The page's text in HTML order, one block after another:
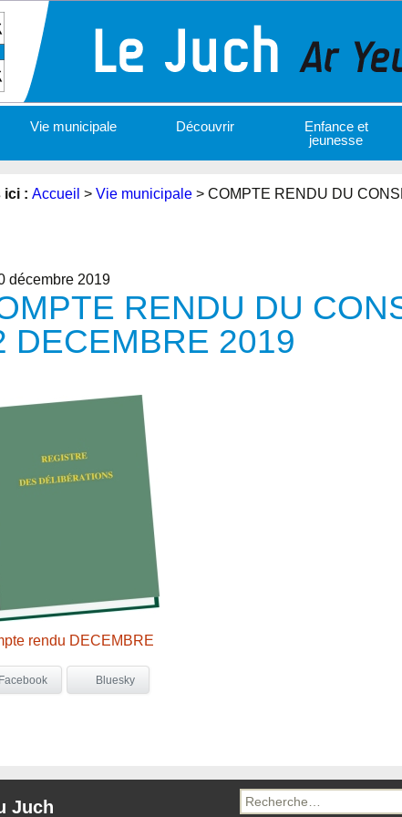
Vie municipale Découvrir
Enfance et
jeunesse
ici : Accueil > Vie municipale> COMPTE RENDU DU
décembre 2019
RENDU DU
DECEMBRE 2019
rendu DECEMBRE
Facebook Bluesky
Juch
Recherche